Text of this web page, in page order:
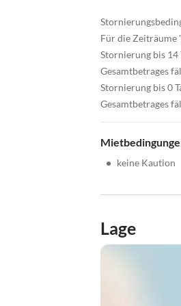
Für die Zeiträume
Stornierung bis 14
Gesamtbetrages
Stornierung bis 0
Gesamtbetrages
• keine Kaution
Lage